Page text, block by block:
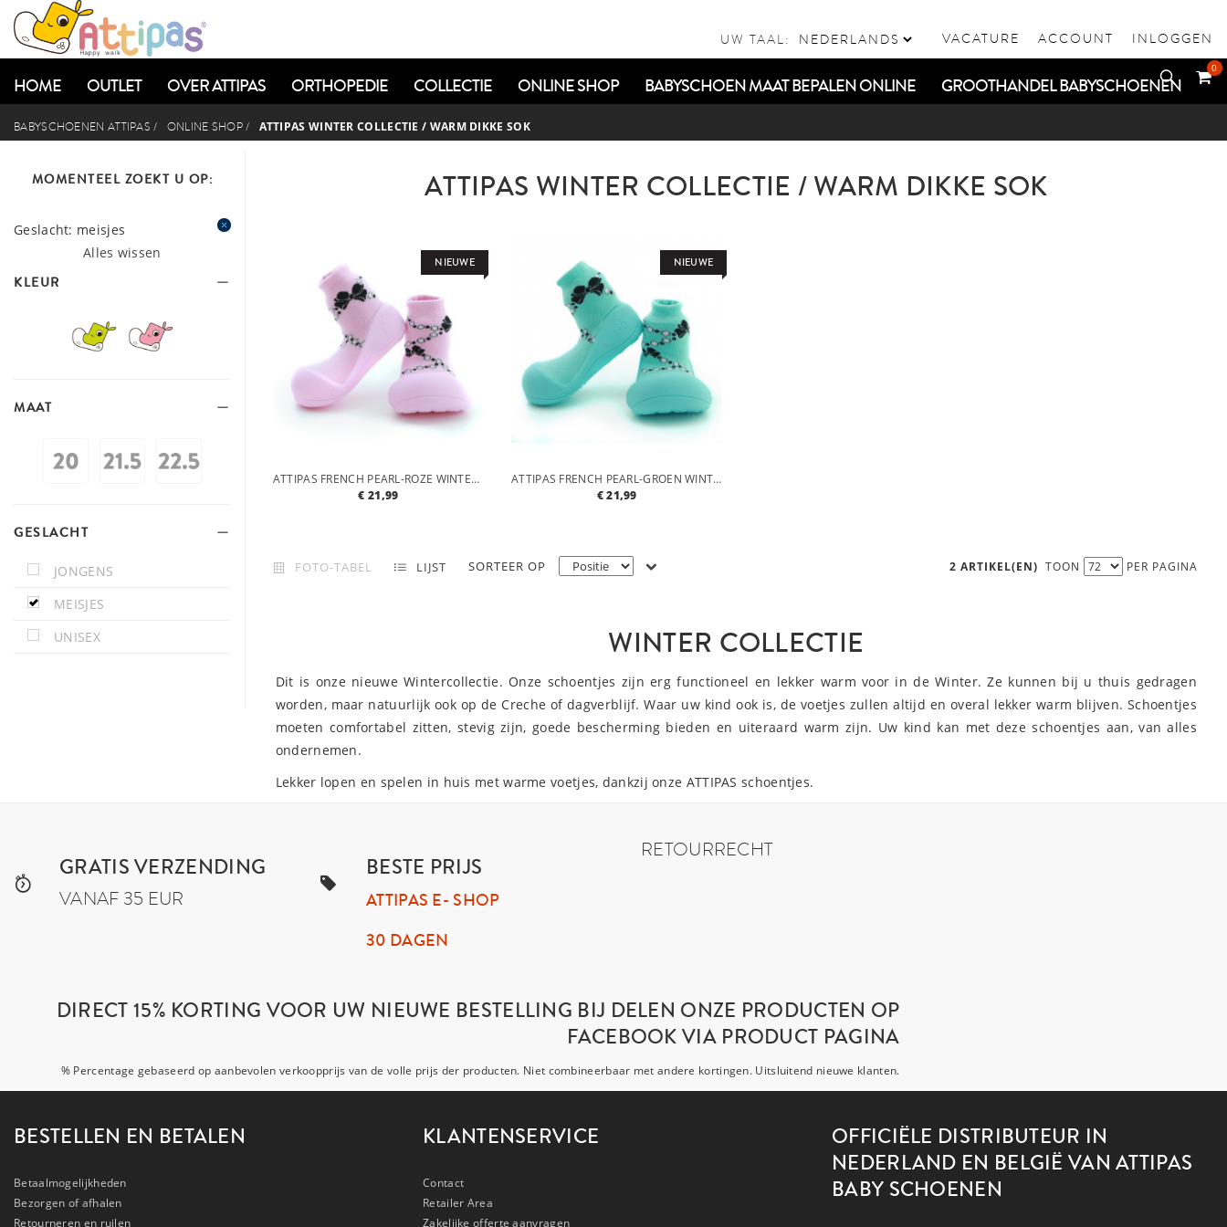
0
VACATURE ACCOUNT INLOGGEN
UW TAAL:
HOME OUTLET OVER ATTIPAS ORTHOPEDIE COLLECTIE ONLINE SHOP BABYSCHOEN MAAT BEPALEN ONLINE GROOTHANDEL BABYSCHOENEN
BABYSCHOENEN ATTIPAS / ONLINE SHOP / ATTIPAS WINTER COLLECTIE / WARM DIKKE SOK
MOMENTEEL ZOEKT U OP:
Geslacht: meisjes
Alles wissen
KLEUR
MAAT
GESLACHT
JONGENS
MEISJES
UNISEX
ATTIPAS WINTER COLLECTIE / WARM DIKKE SOK
NIEUWE
ATTIPAS FRENCH PEARL-ROZE WINTER COLLECTIE-THICK COLLECTION
€ 21,99
NIEUWE
ATTIPAS FRENCH PEARL-GROEN WINTER COLLECTIE-THICK COLLECTION
€ 21,99
FOTO-TABEL LIJST SORTEER OP 2 ARTIKEL(EN) TOON PER PAGINA
WINTER COLLECTIE
Dit is onze nieuwe Wintercollectie. Onze schoentjes zijn erg functioneel en lekker warm voor in de Winter. Ze kunnen bij u thuis gedragen
worden, maar natuurlijk ook op de Creche of dagverblijf. Waar uw kind ook is, de voetjes zullen altijd en overal lekker warm blijven. Schoentjes
moeten comfortabel zitten, stevig zijn, goede bescherming bieden en uiteraard warm zijn. Uw kind kan met deze schoentjes aan, van alles
ondernemen.
Lekker lopen en spelen in huis met warme voetjes, dankzij onze ATTIPAS schoentjes.
GRATIS VERZENDING
VANAF 35 EUR
BESTE PRIJS
ATTIPAS E- SHOP
30 DAGEN
RETOURRECHT
DIRECT 15% KORTING VOOR UW NIEUWE BESTELLING BIJ DELEN ONZE PRODUCTEN OP
FACEBOOK VIA PRODUCT PAGINA
% Percentage gebaseerd op aanbevolen verkoopprijs van de volle prijs der producten. Niet combineerbaar met andere kortingen. Uitsluitend nieuwe klanten.
BESTELLEN EN BETALEN
Betaalmogelijkheden
Bezorgen of afhalen
Retourneren en ruilen
KLANTENSERVICE
Contact
Retailer Area
Zakelijke offerte aanvragen
OFFICIËLE DISTRIBUTEUR IN
NEDERLAND EN BELGIË VAN ATTIPAS
BABY SCHOENEN